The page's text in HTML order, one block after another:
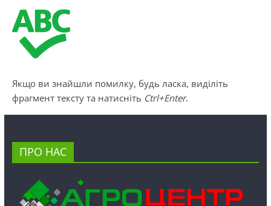
Якщо ви знайшли помилку, будь ласка, виділіть
фрагмент тексту та натисніть Ctrl+Enter.
ПРО НАС